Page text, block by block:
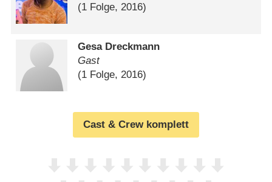
(1 Folge, 2016)
Gesa Dreckmann
Gast
(1 Folge, 2016)
Cast & Crew komplett